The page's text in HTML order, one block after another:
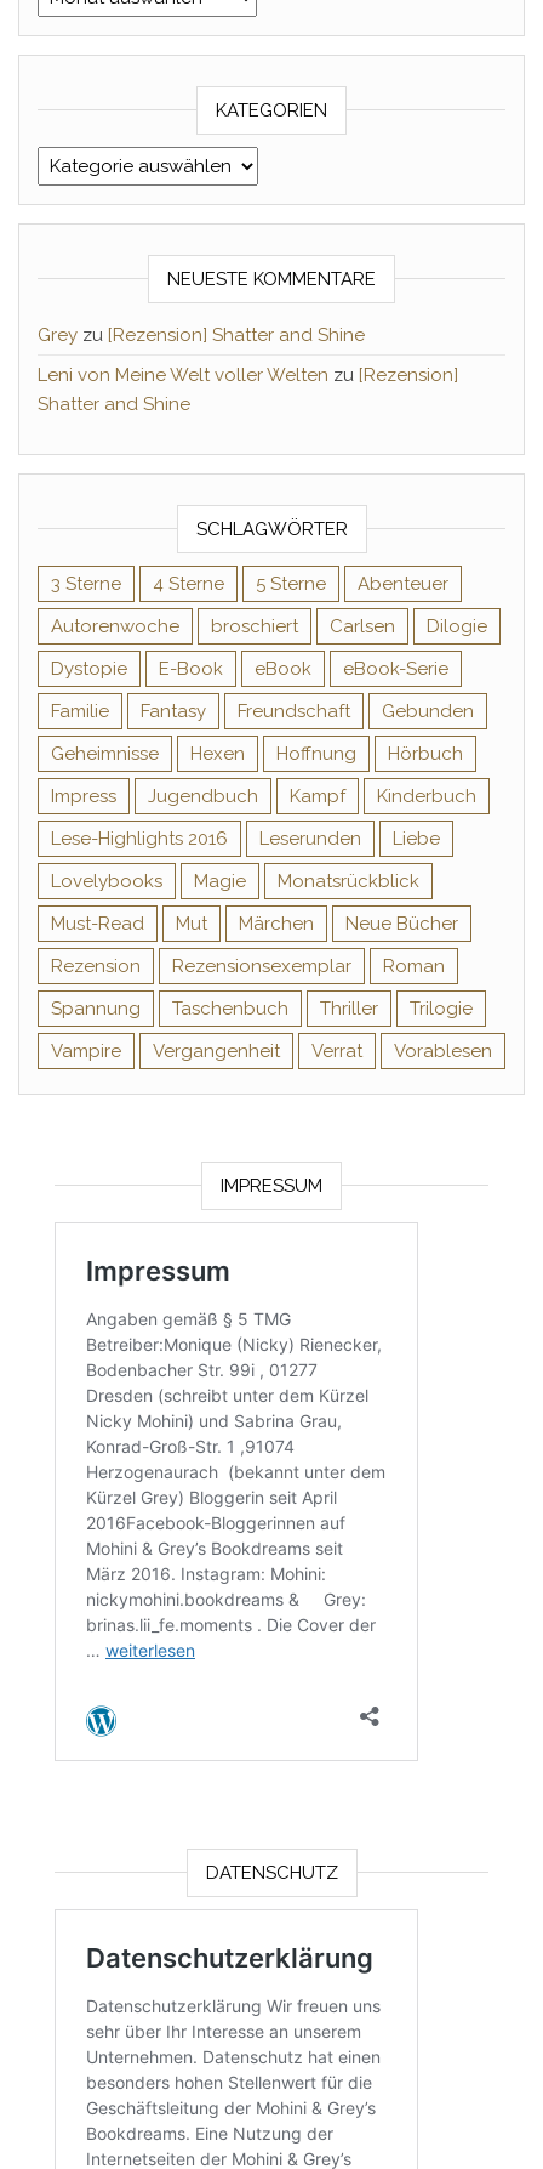
KATEGORIEN
Kategorien
NEUESTE KOMMENTARE
Grey zu [Rezension] Shatter and Shine
Leni von Meine Welt voller Welten zu [Rezension]
Shatter and Shine
SCHLAGWÖRTER
3 Sterne 4 Sterne 5 Sterne
Abenteuer
Autorenwoche
broschiert Carlsen
Dilogie
Dystopie
E-Book eBook
eBook-Serie
Familie
Fantasy Freundschaft
Gebunden
Geheimnisse
Hexen Hoffnung
Hörbuch
Impress
Jugendbuch Kampf
Kinderbuch
Lese-Highlights 2016
Leserunden
Liebe
Lovelybooks
Magie
Monatsrückblick
Must-Read
Mut Märchen
Neue Bücher
Rezension
Rezensionsexemplar
Roman
Spannung
Taschenbuch Thriller
Trilogie
Vampire
Vergangenheit Verrat Vorablesen
IMPRESSUM
DATENSCHUTZ